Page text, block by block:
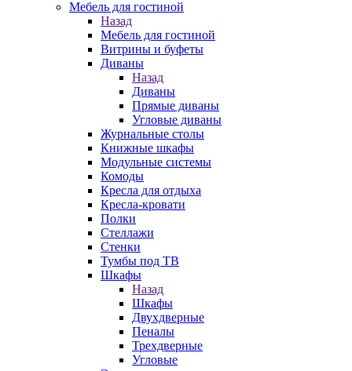
Мебель для гостиной
Назад
Мебель для гостиной
Витрины и буфеты
Диваны
Назад
Диваны
Прямые диваны
Угловые диваны
Журнальные столы
Книжные шкафы
Модульные системы
Комоды
Кресла для отдыха
Кресла-кровати
Полки
Стеллажи
Стенки
Тумбы под ТВ
Шкафы
Назад
Шкафы
Двухдверные
Пеналы
Трехдверные
Угловые